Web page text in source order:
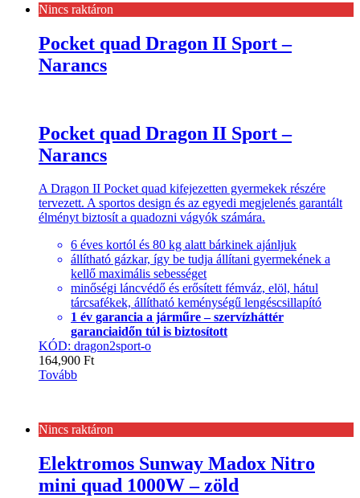
Nincs raktáron
Pocket quad Dragon II Sport –
Narancs
Pocket quad Dragon II Sport –
Narancs
A Dragon II Pocket quad kifejezetten gyermekek részére
tervezett. A sportos design és az egyedi megjelenés garantált
élményt biztosít a quadozni vágyók számára.
6 éves kortól és 80 kg alatt bárkinek ajánljuk
állítható gázkar, így be tudja állítani gyermekének a
kellő maximális sebességet
minőségi láncvédő és erősített fémváz, elöl, hátul
tárcsafékek, állítható keménységű lengéscsillapító
1 év garancia a járműre – szervízháttér
garanciaidőn túl is biztosított
KÓD: dragon2sport-o
164,900 Ft
Tovább
Nincs raktáron
Elektromos Sunway Madox Nitro
mini quad 1000W – zöld